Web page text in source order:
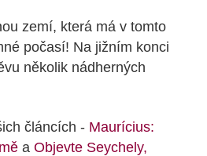
zemí, která má v tomto
počasí! Na jižním konci
několik nádherných
článcích - Maurícius:
a Objevte Seychely,